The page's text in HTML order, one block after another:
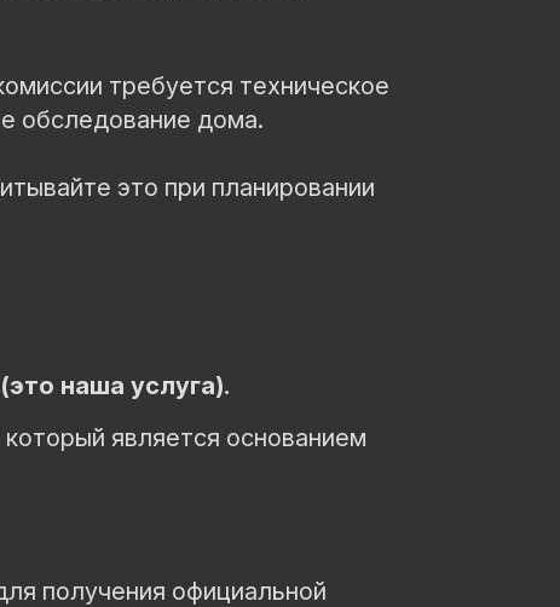
требуется техническое
обследование дома.
это при планировании
наша услуга).
является основанием
получения официальной